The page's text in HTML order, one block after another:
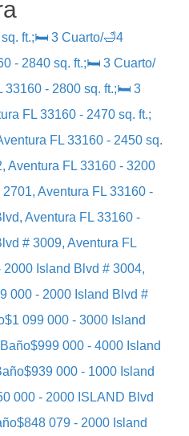
sq. ft.;🛏 3 Cuarto/🛁4
- 2840 sq. ft.;🛏 3 Cuarto/
33160 - 2800 sq. ft.;🛏 3
FL 33160 - 2470 sq. ft.;
FL 33160 - 2450 sq.
Aventura FL 33160 - 3200
Aventura FL 33160 -
Aventura FL 33160 -
# 3009, Aventura FL
2000 Island Blvd # 3004,
000 - 2000 Island Blvd #
$1 099 000 - 3000 Island
$999 000 - 4000 Island
$939 000 - 1000 Island
000 - 2000 ISLAND Blvd
$848 079 - 2000 Island